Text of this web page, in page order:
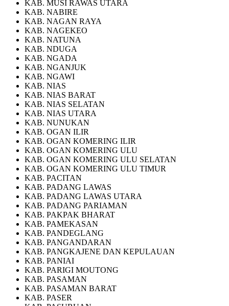
KAB. MUSI RAWAS UTARA
KAB. NABIRE
KAB. NAGAN RAYA
KAB. NAGEKEO
KAB. NATUNA
KAB. NDUGA
KAB. NGADA
KAB. NGANJUK
KAB. NGAWI
KAB. NIAS
KAB. NIAS BARAT
KAB. NIAS SELATAN
KAB. NIAS UTARA
KAB. NUNUKAN
KAB. OGAN ILIR
KAB. OGAN KOMERING ILIR
KAB. OGAN KOMERING ULU
KAB. OGAN KOMERING ULU SELATAN
KAB. OGAN KOMERING ULU TIMUR
KAB. PACITAN
KAB. PADANG LAWAS
KAB. PADANG LAWAS UTARA
KAB. PADANG PARIAMAN
KAB. PAKPAK BHARAT
KAB. PAMEKASAN
KAB. PANDEGLANG
KAB. PANGANDARAN
KAB. PANGKAJENE DAN KEPULAUAN
KAB. PANIAI
KAB. PARIGI MOUTONG
KAB. PASAMAN
KAB. PASAMAN BARAT
KAB. PASER